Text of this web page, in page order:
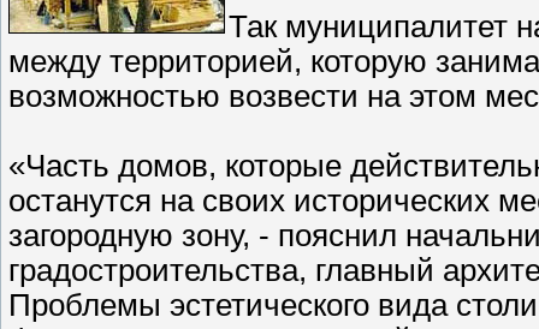
Так муниципалитет
между территорией, которую
возможностью возвести на этом
«Часть домов, которые
останутся на своих исторических
загородную зону, - пояснил
градостроительства, главный
Проблемы эстетического вида